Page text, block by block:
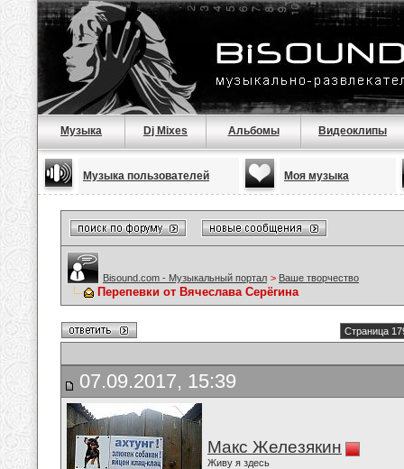
Музыка Dj Mixes Альбомы Видеоклипы
Музыка пользователей Моя музыка
Bisound.com - Музыкальный портал > Ваше творчество
Перепевки от Вячеслава Серёгина
Страница
07.09.2017, 15:39
Макс Железякин
Живу я здесь